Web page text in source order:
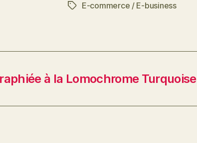
Étiquettes
E-commerce / E-business
à la Lomochrome Turquoise